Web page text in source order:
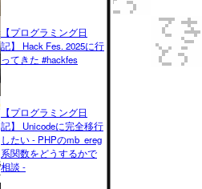
【プログラミング日
記】 Hack Fes. 2025に行
ってきた #hackfes
【プログラミング日
記】 Unicodeに完全移行
したい - PHPのmb_ereg
系関数をどうするかで
相談 -